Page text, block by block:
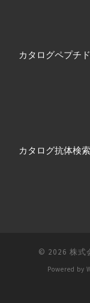
カタログペプチ
カタログ抗体検索
© 2026 株式
Powered by